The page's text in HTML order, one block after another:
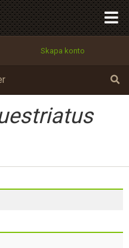
Skapa konto
Tillbaka till förstasidan